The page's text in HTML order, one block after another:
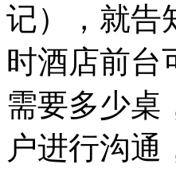
记），就告
时酒店前台
需要多少桌
户进行沟通